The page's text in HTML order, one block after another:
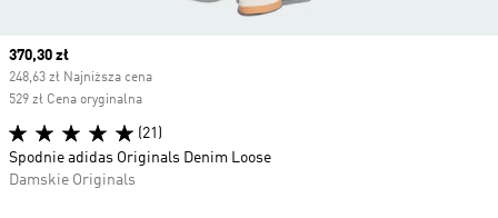
Current price
370,30 zł
248,63 zł Najniższa cena
529 zł Cena oryginalna
(21)
Spodnie adidas Originals Denim Loose
Damskie Originals